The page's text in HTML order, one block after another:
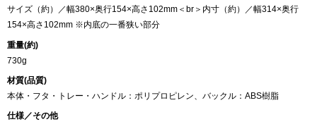
サイズ（約）／幅380×奥行154×高さ102mm＜br＞内寸（約）／幅314×奥行
154×高さ102mm ※内底の一番狭い部分
重量(約)
730g
材質(品質)
本体・フタ・トレー・ハンドル：ポリプロピレン、バックル：ABS樹脂
仕様／その他